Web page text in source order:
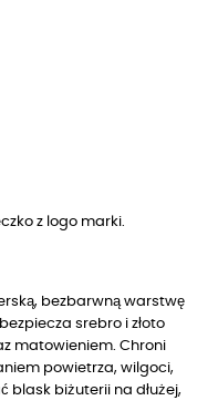
z logo marki.
bezbarwną warstwę
srebro i złoto
matowieniem. Chroni
powietrza, wilgoci,
blask biżuterii na dłużej,